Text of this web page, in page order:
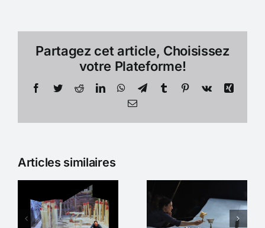
Partagez cet article, Choisissez
votre Plateforme!
Facebook
TwitterRedditLinkedInWhatsApp
TelegramTumblr Pinterest
Vk
Xing
Email
Articles similaires